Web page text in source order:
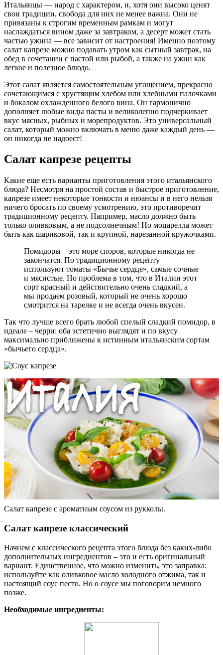
Итальянцы — народ с характером, и, хотя они высоко ценят
свои традиции, свобода для них не менее важна. Они не
привязаны к строгим временным рамкам и могут
наслаждаться вином даже за завтраком, а десерт может стать
частью ужина — все зависит от настроения! Именно поэтому
салат капрезе можно подавать утром как сытный завтрак, на
обед в сочетании с пастой или рыбой, а также на ужин как
легкое и полезное блюдо.
Этот салат является самостоятельным угощением, прекрасно
сочетающимся с хрустящим хлебом или хлебными палочками
и бокалом охлажденного белого вина. Он гармонично
дополняет любые виды пасты и великолепно подчеркивает
вкус мясных, рыбных и морепродуктов. Это универсальный
салат, который можно включать в меню даже каждый день —
он никогда не надоест!
Салат капрезе рецепты
Какие еще есть варианты приготовления этого итальянского
блюда? Несмотря на простой состав и быстрое приготовление,
капрезе имеет некоторые тонкости и нюансы и в него нельзя
ничего бросать по своему усмотрению, это противоречит
традиционному рецепту. Например, масло должно быть
только оливковым, а не подсолнечным! Но моцарелла может
быть как шариковой, так и крупной, нарезанной кружочками.
Помидоры – это море споров, которые никогда не
закончатся. По традиционному рецепту
используют томаты «Бычье сердце», самые сочные
и мясистые. Но проблема в том, что в Италии этот
сорт красный и действительно очень сладкий, а
мы продаем розовый, который не очень хорошо
смотрится на тарелке и не всегда очень вкусен.
Так что лучше всего брать любой спелый сладкий помидор, в
идеале – черри: оба эстетично выглядят и по вкусу
максимально приближены к истинным итальянским сортам
«бычьего сердца».
Салат капрезе с ароматным соусом из рукколы.
Салат капрезе классический
Начнем с классического рецепта этого блюда без каких-либо
дополнительных ингредиентов – это и есть оригинальный
вариант. Единственное, что можно изменить, это заправка:
используйте как оливковое масло холодного отжима, так и
настоящий соус песто. Но о соусе мы поговорим немного
позже.
Необходимые ингредиенты: